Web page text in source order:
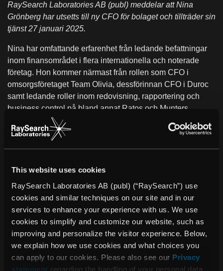
This website uses cookies
RaySearch Laboratories AB (publ) (“RaySearch”) use
cookies and similar techniques on our site and in our
services to enhance your experience with us. We use
cookies to simplify and customize our website, such as
improving and personalize the visitor experience. Below,
we explain how we use cookies and what choices you
can apply to our cookies. Please also see our Privacy
statement regarding the handling of your personal data.
RaySearch Laboratories AB (publ) meddelar att Nina
Grönberg har utsetts till ny CFO för bolaget och tillträder sin
tjänst 27 januari 2025.
Nina har omfattande erfarenhet från ledande befattningar
inom finansområdet i flera internationella och noterade
företag. Hon kommer närmast från rollen som CFO i
omsorgsföretaget Team Olivia, dessförinnan CFO i Duroc
samt ledande roller inom redovisning, rapportering och
business control på bland annat Ratos och Munters.
Nina Grönberg säger: ”RaySearch är ett innovativt företag
och en drivande kraft i kampen mot cancer.
Finansfunktionen har en viktig roll att fylla i den spännande
Johan Löf, grundare och vd, RaySearch, säger: ”Jag är
mycket glad över att kunna välkomna Nina till tjänsten som
CFO på RaySearch. Med sin breda erfarenhet inom finans
och starka ledarskapsförmåga är jag övertygad om att hon
kommer att spela en central roll i att driva företagets
fortsatta tillväxt.”
Som tidigare kommunicerats har Annika Blondeau